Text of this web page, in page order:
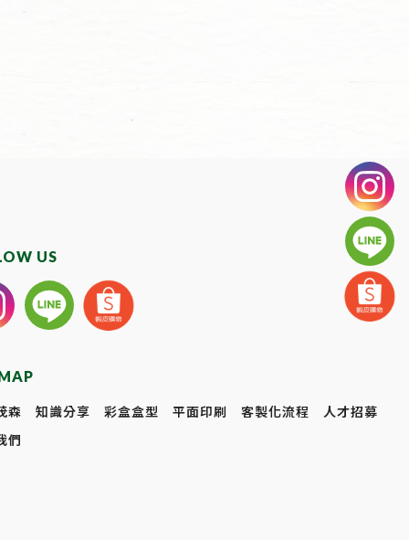
US
森 知識分享 彩盒盒型 平面印刷 客製化流程
人才招募
們